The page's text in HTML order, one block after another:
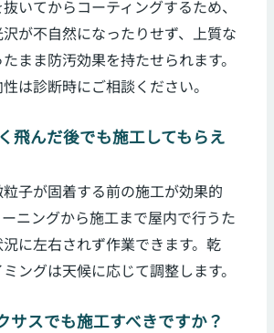
いてからコーティングするため、
が不自然になったりせず、上質な
まま防汚効果を持たせられます。
は診断時にご相談ください。
飛んだ後でも施工してもらえ
子が固着する前の施工が効果的
ニングから施工まで屋内で行うた
に左右されず作業できます。乾
ングは天候に応じて調整します。
サスでも施工すべきですか？